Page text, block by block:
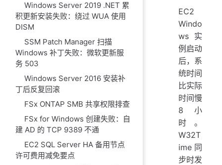
Windows Server 2019 .NET 累
积更新安装失败：绕过 WUA 使用
DISM
SSM Patch Manager 扫描
Windows 补丁失败：微软更新服
务 503
Windows Server 2016 安装补
丁后反复回滚
FSx ONTAP SMB 共享权限排查
FSx for Windows 创建失败：自
建 AD 的 TCP 9389 不通
EC2 SQL Server HA 备用节点
许可费用减免要点
EC2
Windo
ws 实
例启动
后，系
统时间
比实际
时间慢
8 小
时。
W32T
ime 同
步时发